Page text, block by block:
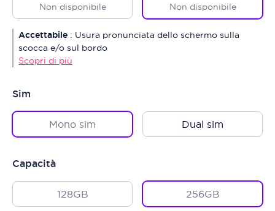
Non disponibile Non disponibile
Accettabile : Usura pronunciata dello schermo sulla
scocca e/o sul bordo
Scopri di più
Sim
Mono sim Dual sim
Capacità
128GB 256GB